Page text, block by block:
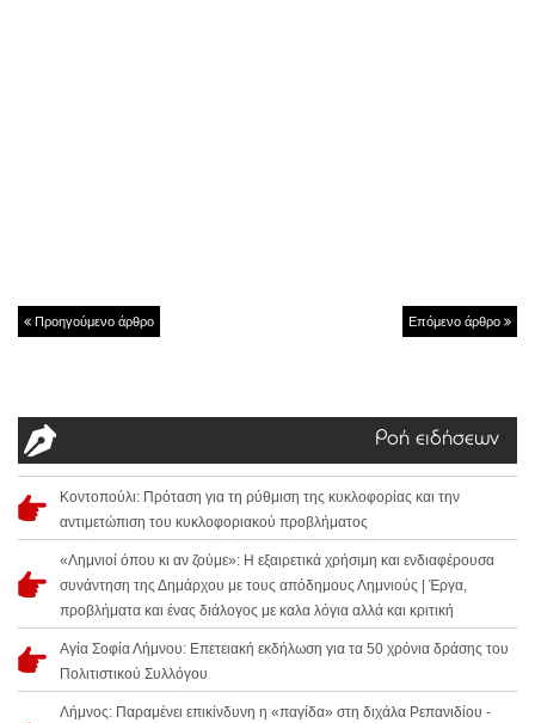
Προηγούμενο άρθρο Επόμενο άρθρο
Ροή ειδήσεων
Κοντοπούλι: Πρόταση για τη ρύθμιση της κυκλοφορίας και την
αντιμετώπιση του κυκλοφοριακού προβλήματος
«Λημνιοί όπου κι αν ζούμε»: Η εξαιρετικά χρήσιμη και ενδιαφέρουσα
συνάντηση της Δημάρχου με τους απόδημους Λημνιούς | Έργα,
προβλήματα και ένας διάλογος με καλα λόγια αλλά και κριτική
Αγία Σοφία Λήμνου: Επετειακή εκδήλωση για τα 50 χρόνια δράσης του
Πολιτιστικού Συλλόγου
Λήμνος: Παραμένει επικίνδυνη η «παγίδα» στη διχάλα Ρεπανιδίου -